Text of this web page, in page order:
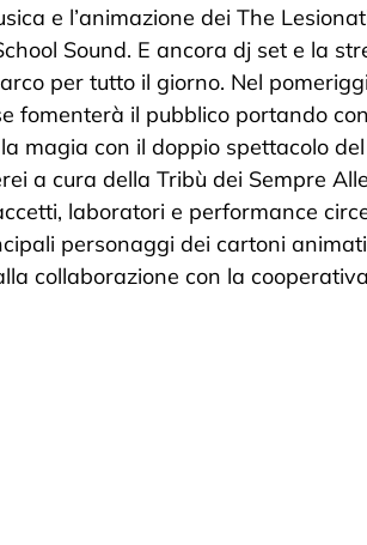
e l’animazione dei The
Sound. E ancora dj set e la
per tutto il giorno. Nel
fomenterà il pubblico portando
magia con il doppio spettacolo
a cura della Tribù dei Sempre
laboratori e performance
personaggi dei cartoni
collaborazione con la